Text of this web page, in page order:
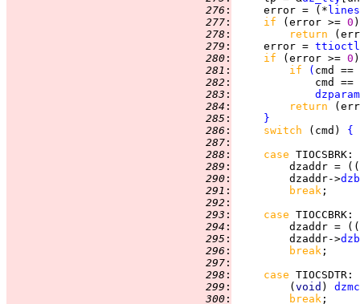
276 :
     error = (*
277 : if (error >= 0
278 :
return
279 :
     error =
ttioctl
280 : if (error >= 0
281 : if ( cmd ==
282 :
             cmd ==
283 :
dzparam
284 :
return
285 :
}
286 : switch (cmd) {
287 :
288 : case TIOCSBRK
289 :
         dzaddr = ((
290 :
         dzaddr->
291 : break
292 :
293 : case TIOCCBRK
294 :
         dzaddr = ((
295 :
         dzaddr->
296 : break
297 :
298 : case TIOCSDTR
299 :
         (
void )
300 : break